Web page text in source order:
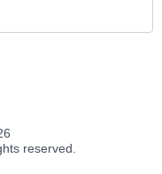
reserved.